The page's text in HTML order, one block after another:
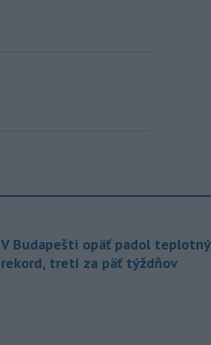
V Budapešti opäť padol teplotný
rekord, tretí za päť týždňov